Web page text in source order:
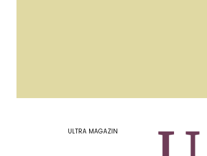
ULTRA MAGAZIN